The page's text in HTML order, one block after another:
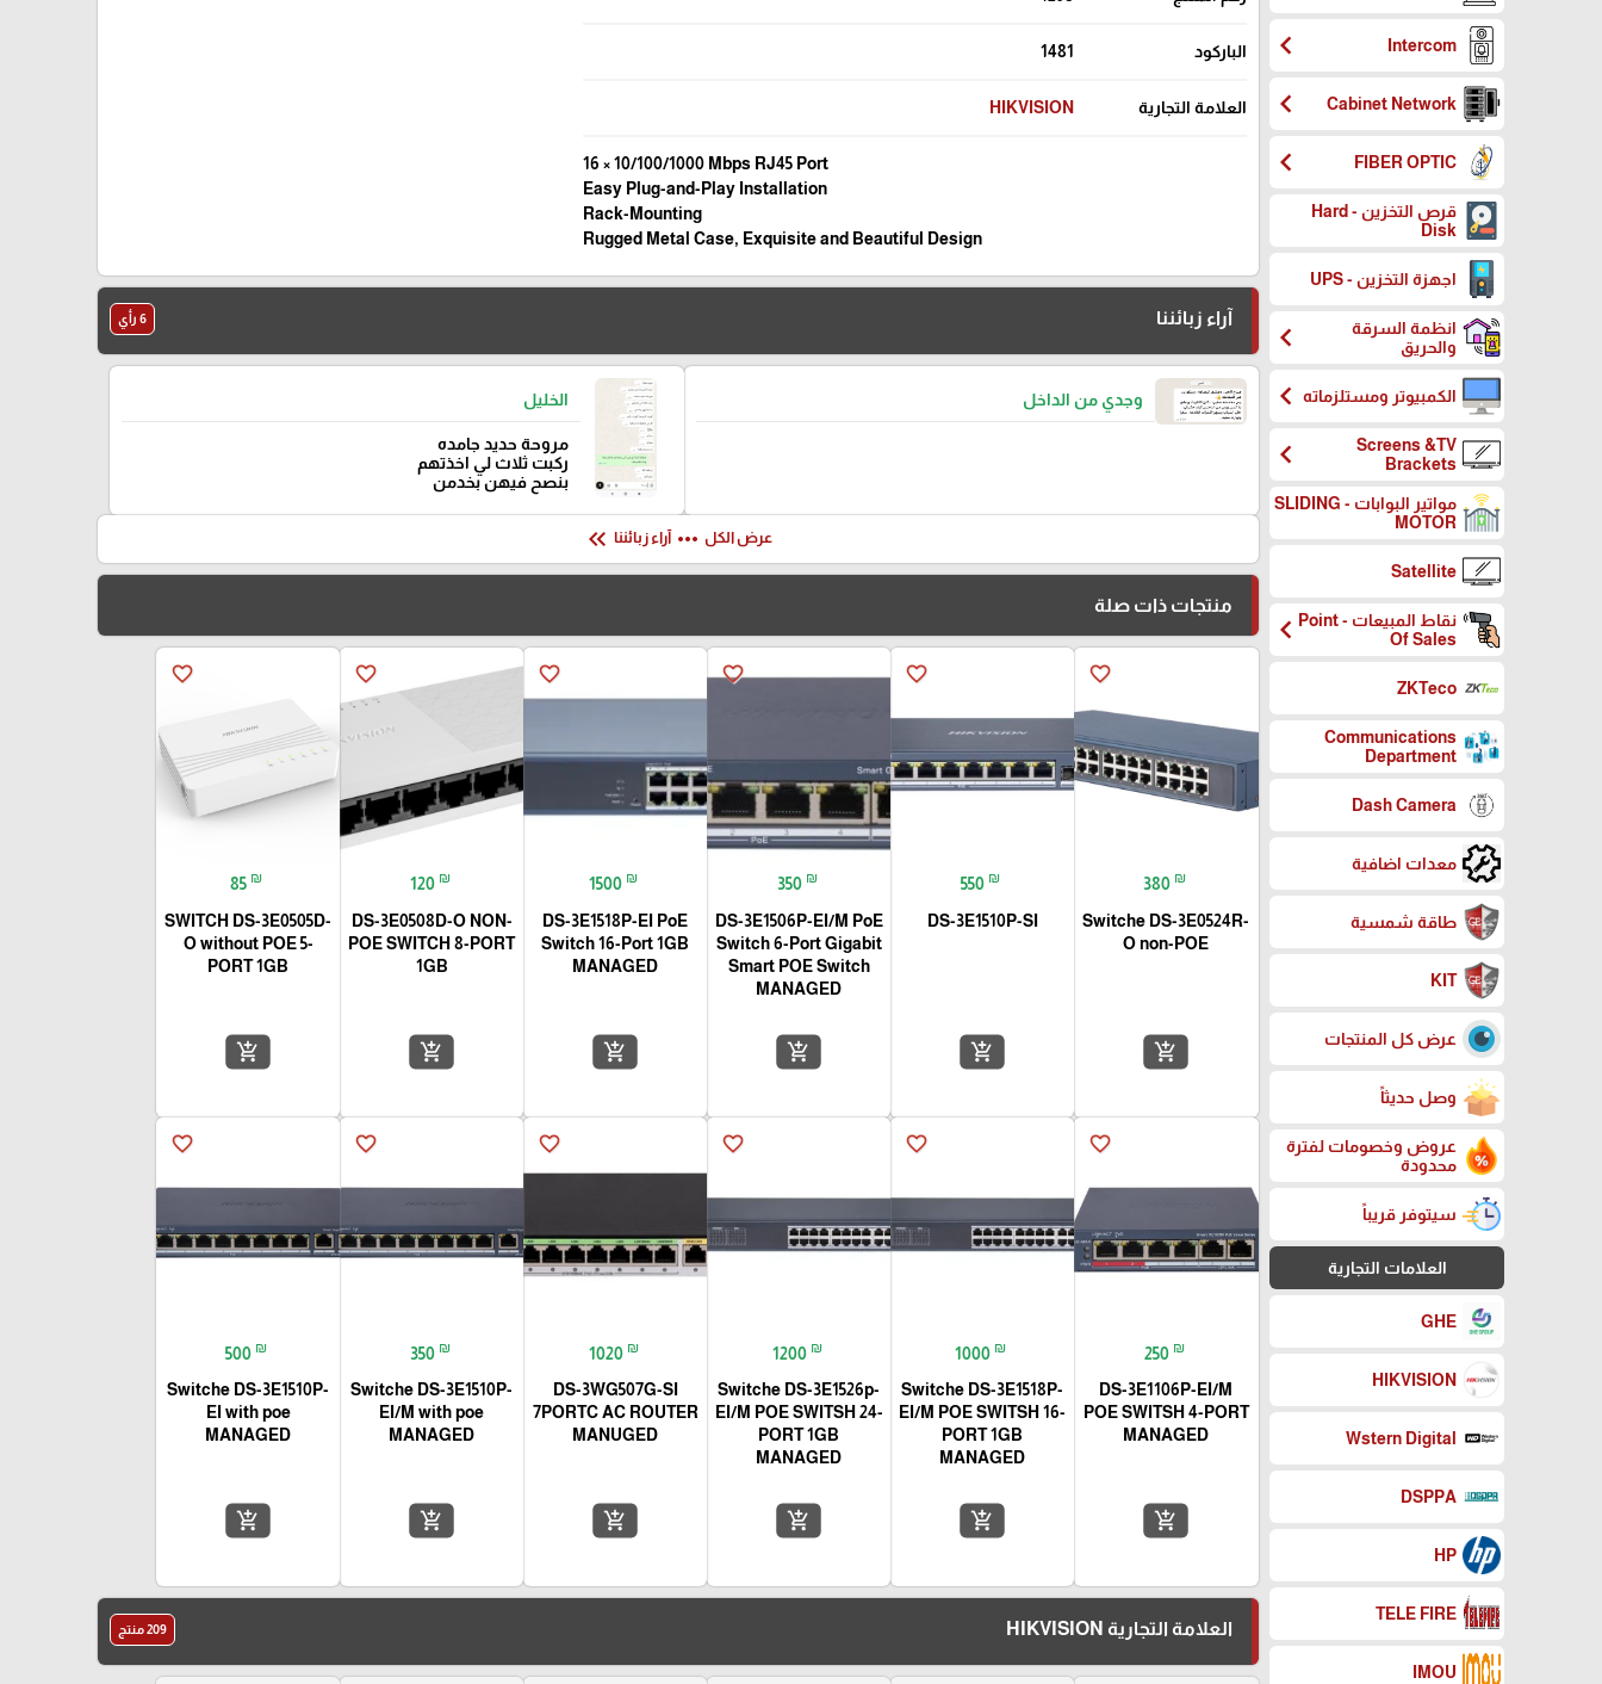
Intercom
chevron_left
Cabinet Network
chevron_left
FIBER OPTIC
chevron_left
قرص التخزين - Hard
Disk
اجهزة التخزين - UPS
انظمة السرقة
والحريق
chevron_left
الكمبيوتر ومستلزماتهchevron_left
Screens &TV
Brackets
chevron_left
مواتير البوابات - SLIDING
MOTOR
Satellite
نقاط المبيعات - Point
Of Sales
chevron_left
ZKTeco
Communications
Department
Dash Camera
معدات اضافية
طاقة شمسية
KIT
عرض كل المنتجات
وصل حديثاً
عروض وخصومات لفترة
محدودة
سيتوفر قريباً
العلامات التجارية
GHE
HIKVISION
Wstern Digital
DSPPA
HP
TELE FIRE
IMOU
الباركود 1481
العلامة التجارية HIKVISION
16 × 10/100/1000 Mbps RJ45 Port
Easy Plug-and-Play Installation
Rack-Mounting
Rugged Metal Case, Exquisite and Beautiful Design
آراء زبائننا 6 رأي
وجدي من الداخل الخليل
مروحة حديد جامده
ركبت ثلاث لي اخذتهم
بنصح فيهن بخدمن
عرض الكل more_horiz آراء زبائننا keyboard_double_arrow_left
منتجات ذات صلة
favorite_border
380 ₪
Switche DS-3E0524R-
O non-POE
add_shopping_cart
favorite_border
550 ₪
DS-3E1510P-SI
add_shopping_cart
favorite_border
350 ₪
DS-3E1506P-EI/M PoE
Switch 6-Port Gigabit
Smart POE Switch
MANAGED
add_shopping_cart
favorite_border
1500 ₪
DS-3E1518P-EI PoE
Switch 16-Port 1GB
MANAGED
add_shopping_cart
favorite_border
120 ₪
DS-3E0508D-O NON-
POE SWITCH 8-PORT
1GB
add_shopping_cart
favorite_border
85 ₪
SWITCH DS-3E0505D-
O without POE 5-
PORT 1GB
add_shopping_cart
favorite_border
250 ₪
DS-3E1106P-EI/M
POE SWITSH 4-PORT
MANAGED
add_shopping_cart
favorite_border
1000 ₪
Switche DS-3E1518P-
EI/M POE SWITSH 16-
PORT 1GB
MANAGED
add_shopping_cart
favorite_border
1200 ₪
Switche DS-3E1526p-
EI/M POE SWITSH 24-
PORT 1GB
MANAGED
add_shopping_cart
favorite_border
1020 ₪
DS-3WG507G-SI
7PORTC AC ROUTER
MANUGED
add_shopping_cart
favorite_border
350 ₪
Switche DS-3E1510P-
EI/M with poe
MANAGED
add_shopping_cart
favorite_border
500 ₪
Switche DS-3E1510P-
EI with poe
MANAGED
add_shopping_cart
العلامة التجارية HIKVISION 209 منتج